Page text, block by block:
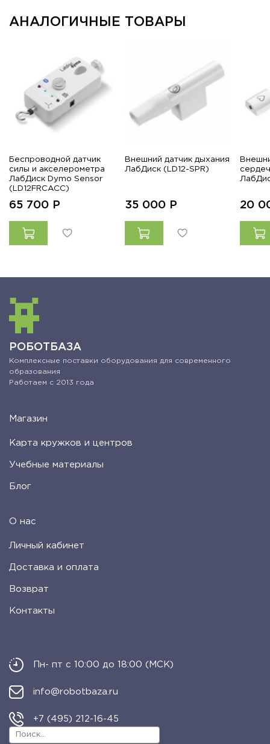
АНАЛОГИЧНЫЕ ТОВАРЫ
Беспроводной датчик
силы и акселерометра
ЛабДиск Dymo Sensor
(LD12FRCACC)
65 700 Р
Внешний датчик дыхания
ЛабДиск (LD12-SPR)
35 000 Р 20
РОБОТБАЗА
Комплексные поставки оборудования для современного
образования
Работаем с 2013 года
Магазин
Карта кружков и центров
Учебные материалы
Блог
О нас
Личный кабинет
Доставка и оплата
Возврат
Контакты
Пн- пт с 10:00 до 18:00 (МСК)
info@robotbaza.ru
+7 (495) 212-16-45